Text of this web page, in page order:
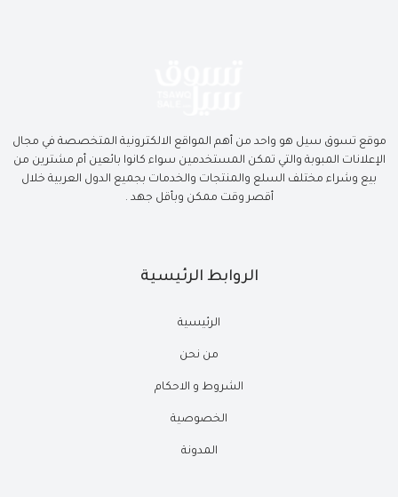
موقع تسوق سيل هو واحد من أهم المواقع الالكترونية المتخصصة في مجال
الإعلانات المبوبة والتي تمكن المستخدمين سواء كانوا بائعين أم مشترين من
بيع وشراء مختلف السلع والمنتجات والخدمات بجميع الدول العربية خلال
أقصر وقت ممكن وبأقل جهد .
الروابط الرئيسية
الرئيسية
من نحن
الشروط و الاحكام
الخصوصية
المدونة